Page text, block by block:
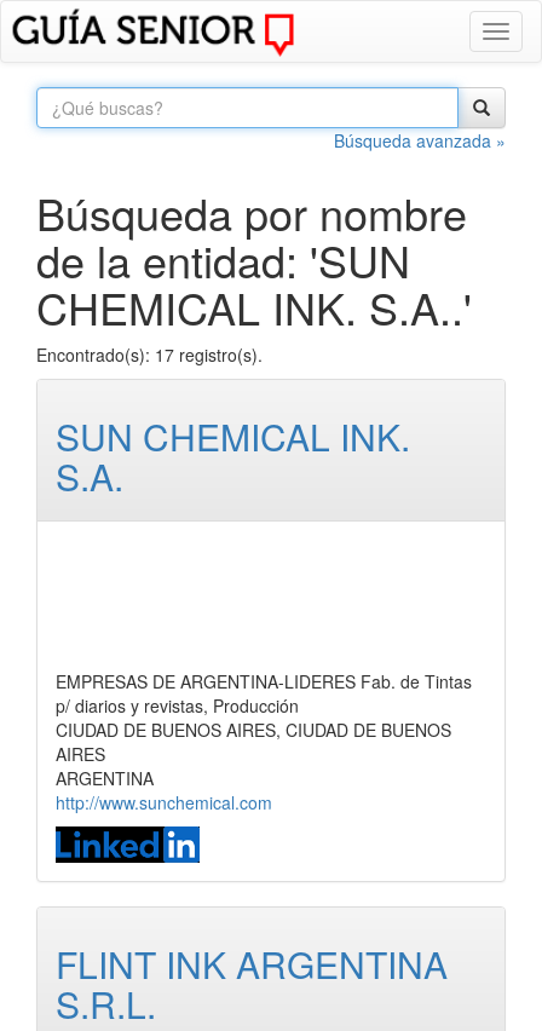
Búsqueda avanzada »
Búsqueda por nombre
de la entidad: 'SUN
CHEMICAL INK. S.A..'
Encontrado(s): 17 registro(s).
SUN CHEMICAL INK.
S.A.
EMPRESAS DE ARGENTINA-LIDERES Fab. de Tintas
p/ diarios y revistas, Producción
CIUDAD DE BUENOS AIRES, CIUDAD DE BUENOS
AIRES
ARGENTINA
http://www.sunchemical.com
FLINT INK ARGENTINA
S.R.L.